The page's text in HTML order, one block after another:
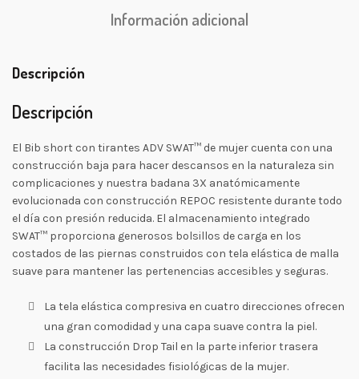
Información adicional
Descripción
Descripción
El Bib short con tirantes ADV SWAT™ de mujer cuenta con una
construcción baja para hacer descansos en la naturaleza sin
complicaciones y nuestra badana 3X anatómicamente
evolucionada con construcción REPOC resistente durante todo
el día con presión reducida. El almacenamiento integrado
SWAT™ proporciona generosos bolsillos de carga en los
costados de las piernas construidos con tela elástica de malla
suave para mantener las pertenencias accesibles y seguras.
La tela elástica compresiva en cuatro direcciones ofrecen
una gran comodidad y una capa suave contra la piel.
La construcción Drop Tail en la parte inferior trasera
facilita las necesidades fisiológicas de la mujer.